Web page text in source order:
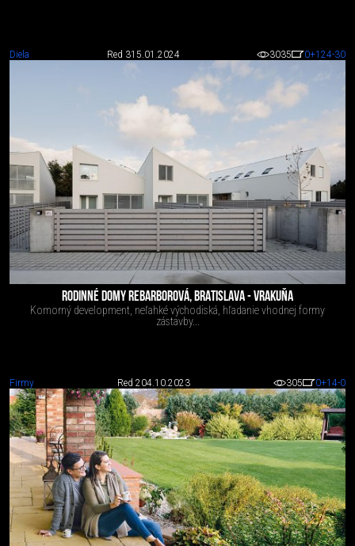
Diela Red 315.01.2024 3035 0+124-30
RODINNÉ DOMY REBARBOROVÁ, BRATISLAVA - VRAKUŇA
Komorný development, neľahké východiská, hľadanie vhodnej formy
zástavby...
Firmy Red 204.10.2023 305 0+14-0